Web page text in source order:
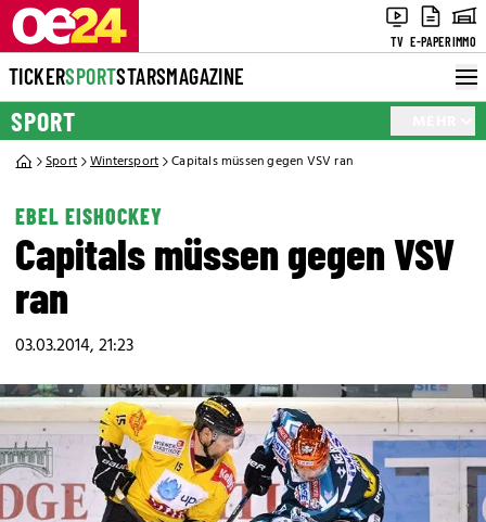
TV E-PAPERIMMO
TICKERSPORTSTARSMAGAZINE
SPORT
Sport Wintersport Capitals müssen gegen VSV ran
EBEL EISHOCKEY
Capitals müssen gegen VSV
ran
03.03.2014, 21:23